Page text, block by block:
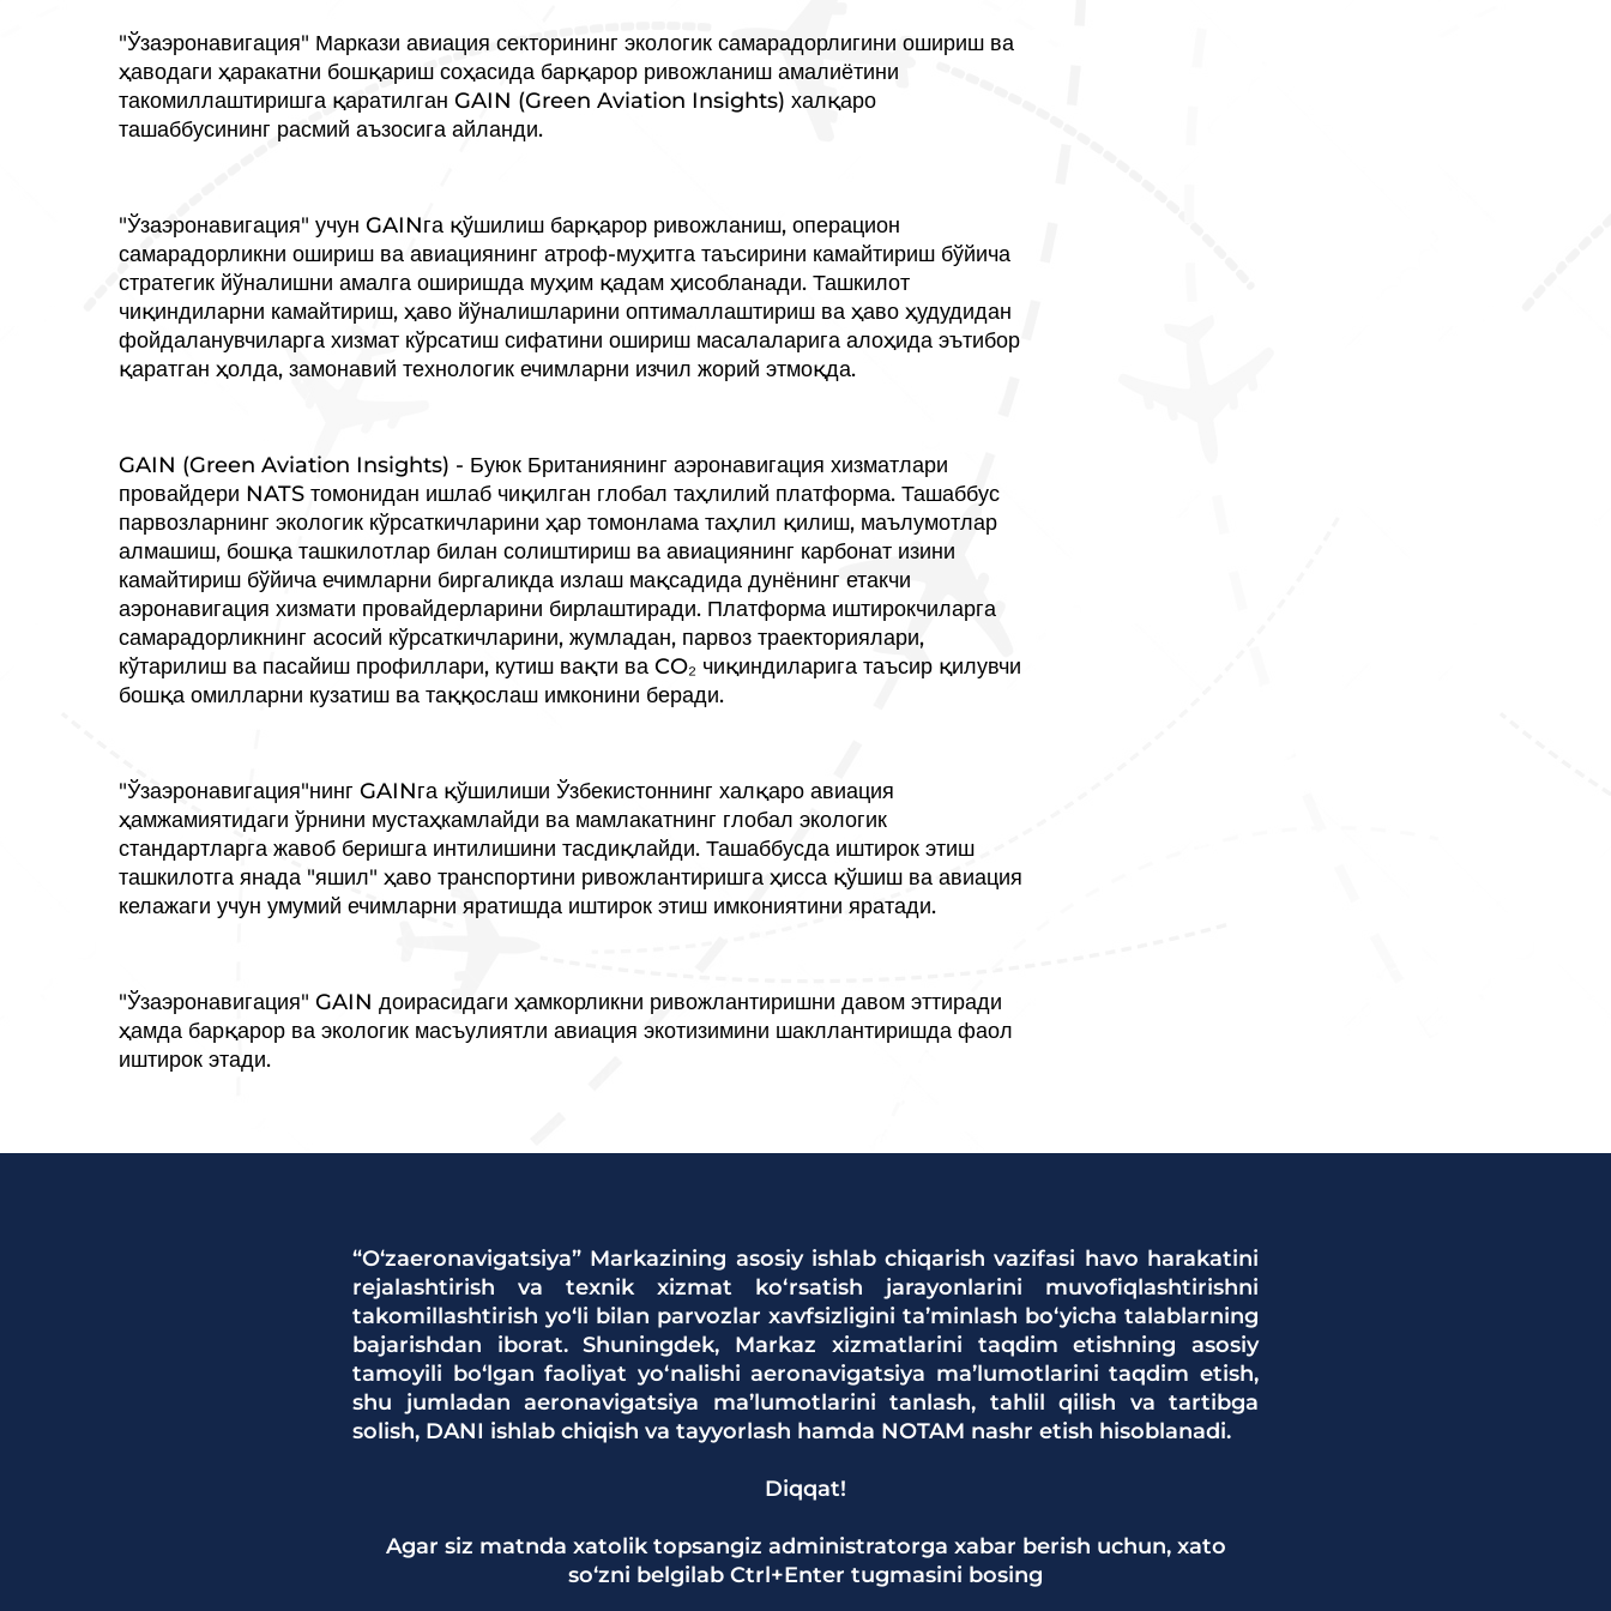
"Ўзаэронавигация" Маркази авиация секторининг экологик самарадорлигини ошириш ва
ҳаводаги ҳаракатни бошқариш соҳасида барқарор ривожланиш амалиётини
такомиллаштиришга қаратилган GAIN (Green Aviation Insights) халқаро
ташаббусининг расмий аъзосига айланди.
"Ўзаэронавигация" учун GAINга қўшилиш барқарор ривожланиш, операцион
самарадорликни ошириш ва авиациянинг атроф-муҳитга таъсирини камайтириш бўйича
стратегик йўналишни амалга оширишда муҳим қадам ҳисобланади. Ташкилот
чиқиндиларни камайтириш, ҳаво йўналишларини оптималлаштириш ва ҳаво ҳудудидан
фойдаланувчиларга хизмат кўрсатиш сифатини ошириш масалаларига алоҳида эътибор
қаратган ҳолда, замонавий технологик ечимларни изчил жорий этмоқда.
GAIN (Green Aviation Insights) - Буюк Британиянинг аэронавигация хизматлари
провайдери NATS томонидан ишлаб чиқилган глобал таҳлилий платформа. Ташаббус
парвозларнинг экологик кўрсаткичларини ҳар томонлама таҳлил қилиш, маълумотлар
алмашиш, бошқа ташкилотлар билан солиштириш ва авиациянинг карбонат изини
камайтириш бўйича ечимларни биргаликда излаш мақсадида дунёнинг етакчи
аэронавигация хизмати провайдерларини бирлаштиради. Платформа иштирокчиларга
самарадорликнинг асосий кўрсаткичларини, жумладан, парвоз траекториялари,
кўтарилиш ва пасайиш профиллари, кутиш вақти ва CO₂ чиқиндиларига таъсир қилувчи
бошқа омилларни кузатиш ва таққослаш имконини беради.
"Ўзаэронавигация"нинг GAINга қўшилиши Ўзбекистоннинг халқаро авиация
ҳамжамиятидаги ўрнини мустаҳкамлайди ва мамлакатнинг глобал экологик
стандартларга жавоб беришга интилишини тасдиқлайди. Ташаббусда иштирок этиш
ташкилотга янада "яшил" ҳаво транспортини ривожлантиришга ҳисса қўшиш ва авиация
келажаги учун умумий ечимларни яратишда иштирок этиш имкониятини яратади.
"Ўзаэронавигация" GAIN доирасидаги ҳамкорликни ривожлантиришни давом эттиради
ҳамда барқарор ва экологик масъулиятли авиация экотизимини шакллантиришда фаол
иштирок этади.
“O‘zaeronavigatsiya” Markazining asosiy ishlab chiqarish vazifasi havo harakatini
rejalashtirish va texnik xizmat ko‘rsatish jarayonlarini muvofiqlashtirishni
takomillashtirish yo‘li bilan parvozlar xavfsizligini ta’minlash bo‘yicha talablarning
bajarishdan iborat. Shuningdek, Markaz xizmatlarini taqdim etishning asosiy
tamoyili bo‘lgan faoliyat yo‘nalishi aeronavigatsiya ma’lumotlarini taqdim etish,
shu jumladan aeronavigatsiya ma’lumotlarini tanlash, tahlil qilish va tartibga
solish, DANI ishlab chiqish va tayyorlash hamda NOTAM nashr etish hisoblanadi.
Diqqat!
Agar siz matnda xatolik topsangiz administratorga xabar berish uchun, xato
so‘zni belgilab Ctrl+Enter tugmasini bosing